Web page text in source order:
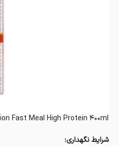
Fast Meal High Protein 400ml
شرایط نگهداری: